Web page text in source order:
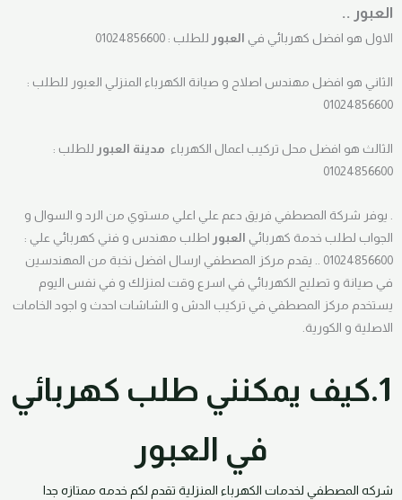
العبور ..
الاول هو افضل كهربائي في العبور للطلب : 01024856600
الثاني هو افضل مهندس اصلاح و صيانة الكهرباء المنزلي العبور للطلب :
01024856600
الثالث هو افضل محل تركيب اعمال الكهرباء مدينة العبور
للطلب :
01024856600
. يوفر شركة المصطفي فريق دعم علي اعلي مستوي من الرد و السوال و
الجواب لطلب خدمة كهربائي
العبور
اطلب مهندس و فني كهربائي علي :
01024856600 .. يقدم مركز المصطفي ارسال افضل نخبة من المهندسين
في صيانة و تصليح الكهربائي في اسرع وقت لمنزلك و في نفس اليوم
يستخدم مركز المصطفي في تركيب الدش و الشاشات احدث و اجود الخامات
الاصلية و الكورية.
1.كيف يمكنني طلب كهربائي
في العبور
شركه المصطفي لخدمات الكهرباء المنزلية تقدم لكم خدمه ممتازه جدا